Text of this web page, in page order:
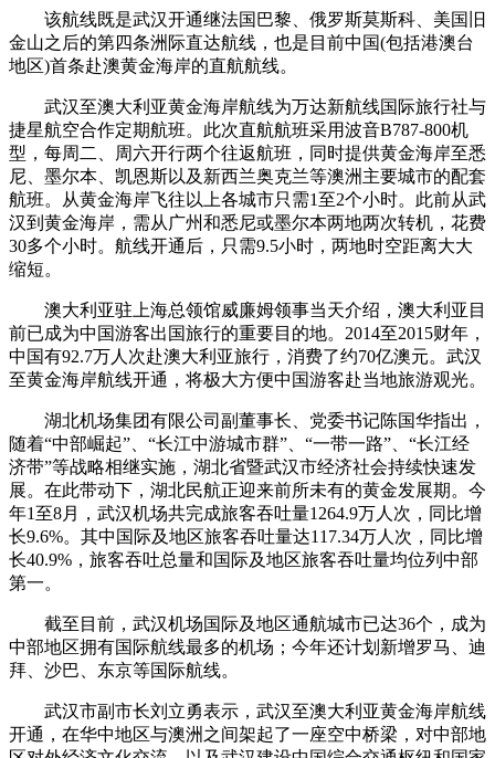
该航线既是武汉开通继法国巴黎、俄罗斯莫斯科、美国旧
金山之后的第四条洲际直达航线，也是目前中国(包括港澳台
地区)首条赴澳黄金海岸的直航航线。
武汉至澳大利亚黄金海岸航线为万达新航线国际旅行社与
捷星航空合作定期航班。此次直航航班采用波音B787-800机
型，每周二、周六开行两个往返航班，同时提供黄金海岸至悉
尼、墨尔本、凯恩斯以及新西兰奥克兰等澳洲主要城市的配套
航班。从黄金海岸飞往以上各城市只需1至2个小时。此前从武
汉到黄金海岸，需从广州和悉尼或墨尔本两地两次转机，花费
30多个小时。航线开通后，只需9.5小时，两地时空距离大大
缩短。
澳大利亚驻上海总领馆威廉姆领事当天介绍，澳大利亚目
前已成为中国游客出国旅行的重要目的地。2014至2015财年，
中国有92.7万人次赴澳大利亚旅行，消费了约70亿澳元。武汉
至黄金海岸航线开通，将极大方便中国游客赴当地旅游观光。
湖北机场集团有限公司副董事长、党委书记陈国华指出，
随着“中部崛起”、“长江中游城市群”、“一带一路”、“长江经
济带”等战略相继实施，湖北省暨武汉市经济社会持续快速发
展。在此带动下，湖北民航正迎来前所未有的黄金发展期。今
年1至8月，武汉机场共完成旅客吞吐量1264.9万人次，同比增
长9.6%。其中国际及地区旅客吞吐量达117.34万人次，同比增
长40.9%，旅客吞吐总量和国际及地区旅客吞吐量均位列中部
第一。
截至目前，武汉机场国际及地区通航城市已达36个，成为
中部地区拥有国际航线最多的机场；今年还计划新增罗马、迪
拜、沙巴、东京等国际航线。
武汉市副市长刘立勇表示，武汉至澳大利亚黄金海岸航线
开通，在华中地区与澳洲之间架起了一座空中桥梁，对中部地